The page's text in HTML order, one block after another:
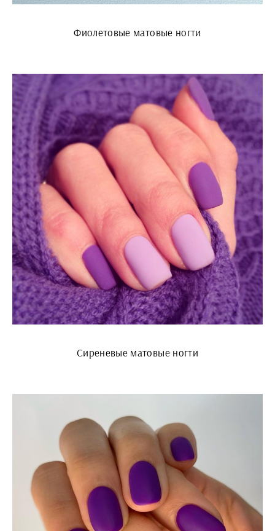
Фиолетовые матовые ногти
Сиреневые матовые ногти